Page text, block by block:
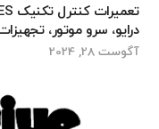
درایو، سرو موتور،
آگوست 28, 2024